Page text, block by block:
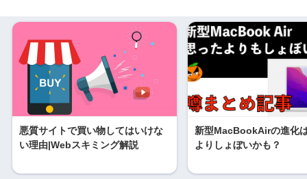
悪質サイトで買い物してはいけな
い理由|Webスキミング解説
新型MacBookAirの進化
よりしょぼいかも？